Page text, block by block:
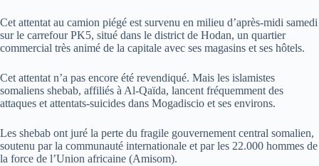
Cet attentat au camion piégé est survenu en milieu d’après-midi samedi
sur le carrefour PK5, situé dans le district de Hodan, un quartier
commercial très animé de la capitale avec ses magasins et ses hôtels.
Cet attentat n’a pas encore été revendiqué. Mais les islamistes
somaliens shebab, affiliés à Al-Qaïda, lancent fréquemment des
attaques et attentats-suicides dans Mogadiscio et ses environs.
Les shebab ont juré la perte du fragile gouvernement central somalien,
soutenu par la communauté internationale et par les 22.000 hommes de
la force de l’Union africaine (Amisom).